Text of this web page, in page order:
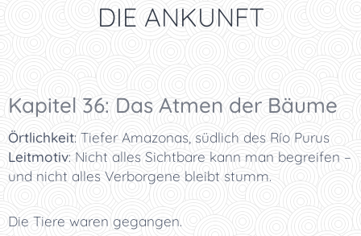
DIE ANKUNFT
Kapitel 36: Das Atmen der Bäume
Örtlichkeit: Tiefer Amazonas, südlich des Río Purus
Leitmotiv: Nicht alles Sichtbare kann man begreifen –
und nicht alles Verborgene bleibt stumm.
Die Tiere waren gegangen.